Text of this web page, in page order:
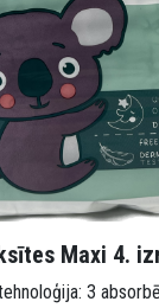
Maxi 4.
3